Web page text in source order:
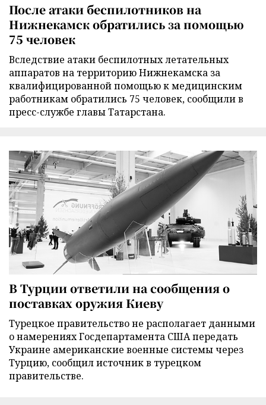
После атаки беспилотников на
Нижнекамск обратились за помощью
75 человек
Вследствие атаки беспилотных летательных
аппаратов на территорию Нижнекамска за
квалифицированной помощью к медицинским
работникам обратились 75 человек, сообщили в
пресс-службе главы Татарстана.
В Турции ответили на сообщения о
поставках оружия Киеву
Турецкое правительство не располагает данными
о намерениях Госдепартамента США передать
Украине американские военные системы через
Турцию, сообщил источник в турецком
правительстве.